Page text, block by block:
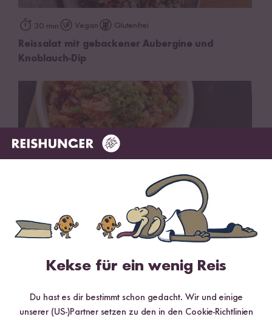
30 min Vegan Glutenfrei
Reissalat mit gebackener Aubergine und
Knoblauch-Dip
Kreolische Reispfanne
Kekse für ein wenig Reis
Du hast es dir bestimmt schon gedacht. Wir und einige
unserer (US-)Partner setzen zu den in den Cookie-Richtlinien